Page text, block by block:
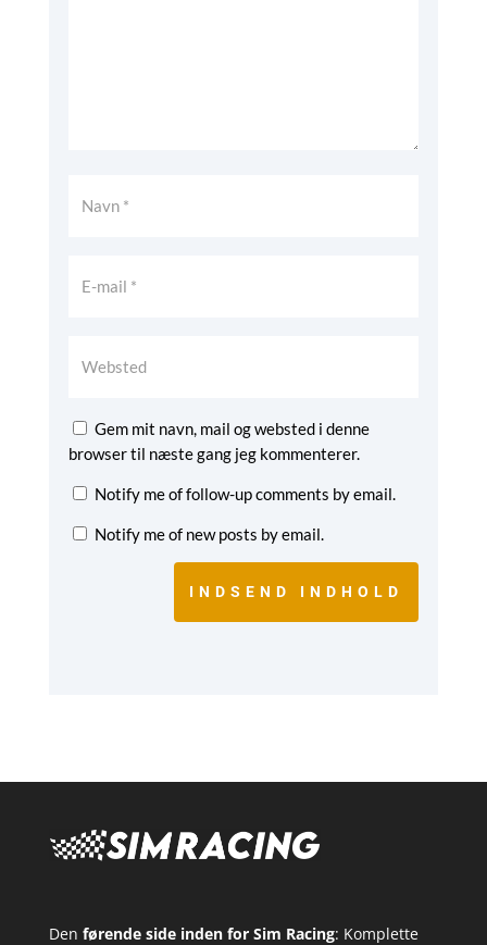
Gem mit navn, mail og websted i denne
browser til næste gang jeg kommenterer.
Notify me of follow-up comments by email.
Notify me of new posts by email.
INDSEND INDHOLD
Den førende side inden for Sim Racing: Komplette